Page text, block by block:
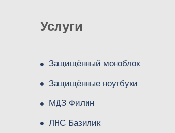
Услуги
Защищённый моноблок
Защищённые ноутбуки
МДЗ Филин
ЛНС Базилик